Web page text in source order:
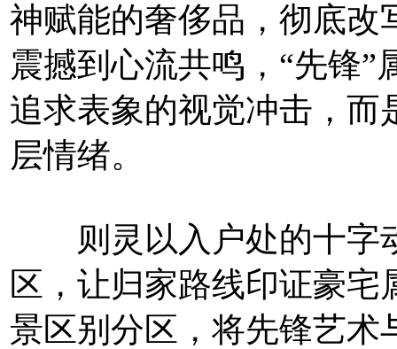
神赋能的奢侈品，彻底改
震撼到心流共鸣，“先锋
追求表象的视觉冲击，而
层情绪。
则灵以入户处的十字
区，让归家路线印证豪
景区别分区，将先锋艺术